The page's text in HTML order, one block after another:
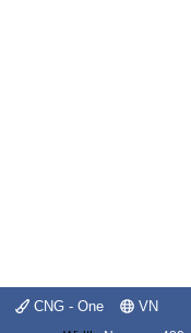
CNG - One VN